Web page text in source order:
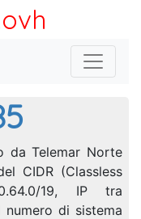
da Telemar Norte
CIDR (Classless
19, IP tra
numero di sistema